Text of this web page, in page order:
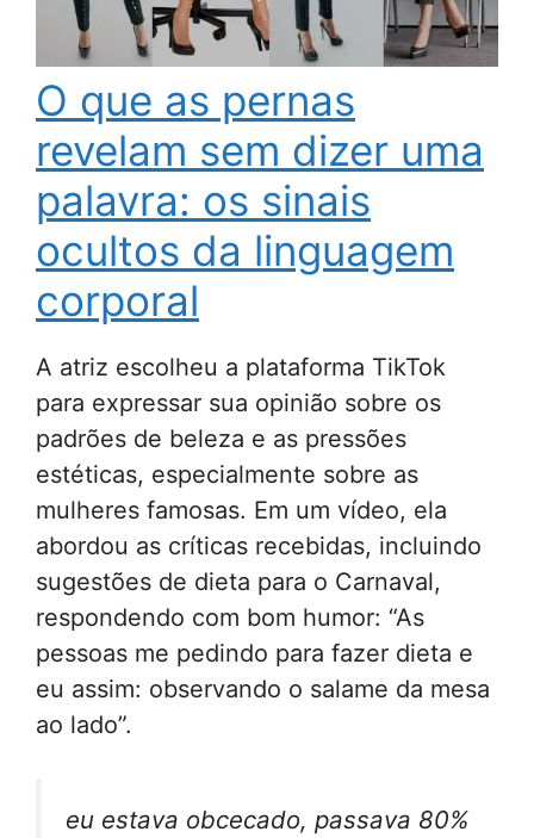
O que as pernas
revelam sem dizer uma
palavra: os sinais
ocultos da linguagem
corporal
A atriz escolheu a plataforma TikTok
para expressar sua opinião sobre os
padrões de beleza e as pressões
estéticas, especialmente sobre as
mulheres famosas. Em um vídeo, ela
abordou as críticas recebidas, incluindo
sugestões de dieta para o Carnaval,
respondendo com bom humor: “As
pessoas me pedindo para fazer dieta e
eu assim: observando o salame da mesa
ao lado”.
eu estava obcecado, passava 80%